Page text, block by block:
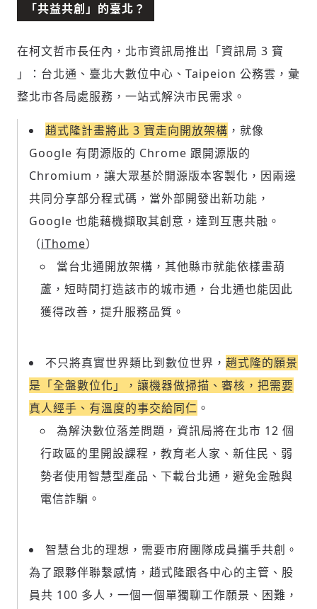
「共益共創」的臺北？
在柯文哲市長任內，北市資訊局推出「資訊局 3 寶
」：台北通、臺北大數位中心、Taipeion 公務雲，彙
整北市各局處服務，一站式解決市民需求。
趙式隆計畫將此 3 寶走向開放架構 ，就像
Google 有閉源版的 Chrome 跟開源版的
Chromium，讓大眾基於開源版本客製化，因兩邊
共同分享部分程式碼，當外部開發出新功能，
Google 也能藉機擷取其創意，達到互惠共融。
（iThome）
當台北通開放架構，其他縣市就能依樣畫葫
蘆，短時間打造該市的城市通，台北通也能因此
獲得改善，提升服務品質。
不只將真實世界類比到數位世界， 趙式隆的願景
是「全盤數位化」，讓機器做掃描、審核，把需要
真人經手、有溫度的事交給同仁 。
為解決數位落差問題，資訊局將在北市 12 個
行政區的里開設課程， 教育老人家、新住民、弱
勢者使用智慧型產品、下載台北通，避免金融與
電信詐騙。
智慧台北的理想，需要市府團隊成員攜手共創。
為了跟夥伴聯繫感情，趙式隆跟各中心的主管、股
員共 100 多人，一個一個單獨聊工作願景、困難，